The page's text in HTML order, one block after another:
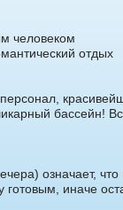
человеком
отдых
бассейн!
означает,
готовым, иначе